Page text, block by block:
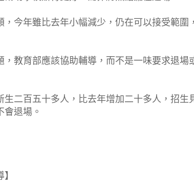
今年雖比去年小幅減少，仍在可以接受範圍
教育部應該協助輔導，而不是一味要求退場
二百五十多人，比去年增加二十多人，招生
退場。